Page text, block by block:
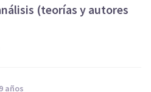
(teorías y autores
años